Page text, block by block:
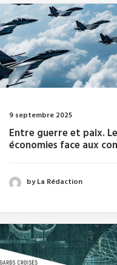
9 septembre 2025
Entre guerre et paix.
économies face aux
by La Rédaction